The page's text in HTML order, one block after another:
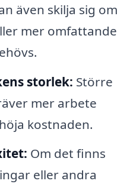
även skilja sig om
mer omfattande
storlek: Större
mer arbete
kostnaden.
Om det finns
eller andra